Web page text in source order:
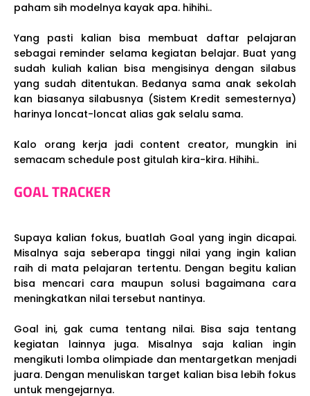
paham sih modelnya kayak apa. hihihi..
Yang pasti kalian bisa membuat daftar pelajaran
sebagai reminder selama kegiatan belajar. Buat yang
sudah kuliah kalian bisa mengisinya dengan silabus
yang sudah ditentukan. Bedanya sama anak sekolah
kan biasanya silabusnya (Sistem Kredit semesternya)
harinya loncat-loncat alias gak selalu sama.
Kalo orang kerja jadi content creator, mungkin ini
semacam schedule post gitulah kira-kira. Hihihi..
GOAL TRACKER
Supaya kalian fokus, buatlah Goal yang ingin dicapai.
Misalnya saja seberapa tinggi nilai yang ingin kalian
raih di mata pelajaran tertentu. Dengan begitu kalian
bisa mencari cara maupun solusi bagaimana cara
meningkatkan nilai tersebut nantinya.
Goal ini, gak cuma tentang nilai. Bisa saja tentang
kegiatan lainnya juga. Misalnya saja kalian ingin
mengikuti lomba olimpiade dan mentargetkan menjadi
juara. Dengan menuliskan target kalian bisa lebih fokus
untuk mengejarnya.